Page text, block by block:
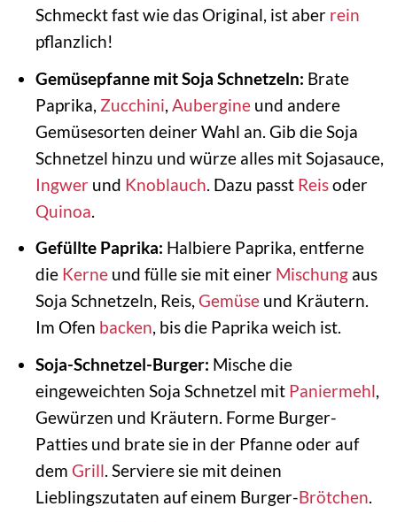
Schmeckt fast wie das Original, ist aber rein
pflanzlich!
Gemüsepfanne mit Soja Schnetzeln: Brate
Paprika, Zucchini, Aubergineund andere
Gemüsesorten deiner Wahl an. Gib die Soja
Schnetzel hinzu und würze alles mit Sojasauce,
Ingwerund Knoblauch. Dazu passt Reisoder
Quinoa.
Gefüllte Paprika: Halbiere Paprika, entferne
die Kerneund fülle sie mit einer Mischungaus
Soja Schnetzeln, Reis, Gemüseund Kräutern.
Im Ofen backen, bis die Paprika weich ist.
Soja-Schnetzel-Burger: Mische die
eingeweichten Soja Schnetzel mit Paniermehl,
Gewürzen und Kräutern. Forme Burger-
Patties und brate sie in der Pfanne oder auf
dem Grill. Serviere sie mit deinen
Lieblingszutaten auf einem Burger-Brötchen.